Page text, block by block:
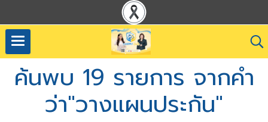
ค้นพบ 19 รายการ จากคำ
ว่า"วางแผนประกัน"